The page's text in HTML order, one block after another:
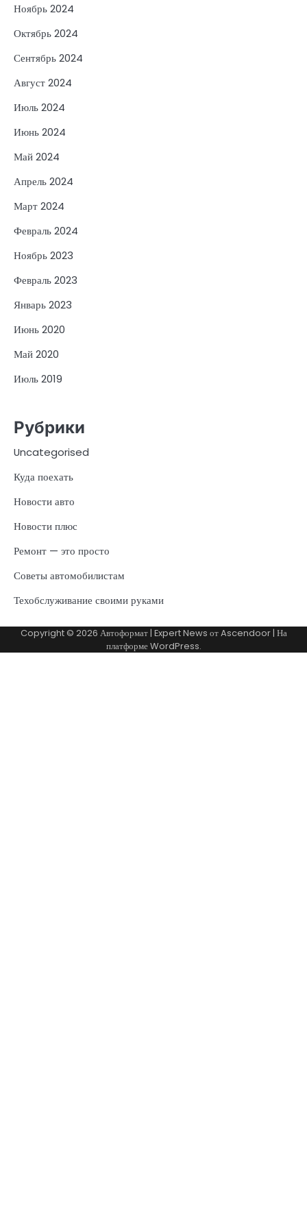
Ноябрь 2024
Октябрь 2024
Сентябрь 2024
Август 2024
Июль 2024
Июнь 2024
Май 2024
Апрель 2024
Март 2024
Февраль 2024
Ноябрь 2023
Февраль 2023
Январь 2023
Июнь 2020
Май 2020
Июль 2019
Рубрики
Uncategorised
Куда поехать
Новости авто
Новости плюс
Ремонт — это просто
Советы автомобилистам
Техобслуживание своими руками
Copyright © 2026 Автоформат| Expert News отAscendoor| На
платформеWordPress.